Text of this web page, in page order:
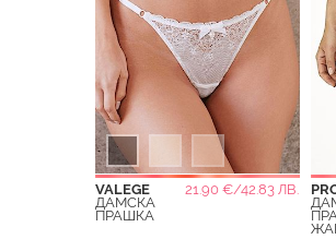
VALEGE
21.90 €/42.83 ЛВ.
ДАМСКА
ПРАШКА